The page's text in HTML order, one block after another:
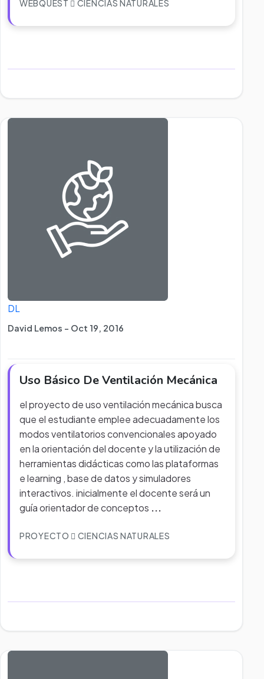
WEBQUEST CIENCIAS NATURALES
DL
David Lemos - Oct 19, 2016
Uso Básico De Ventilación Mecánica
el proyecto de uso ventilación mecánica busca
que el estudiante emplee adecuadamente los
modos ventilatorios convencionales apoyado
en la orientación del docente y la utilización de
herramientas didácticas como las plataformas
e learning , base de datos y simuladores
interactivos. inicialmente el docente será un
guía orientador de conceptos ...
PROYECTO CIENCIAS NATURALES